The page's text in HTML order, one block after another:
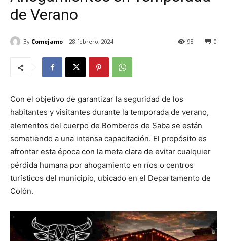
de Verano
By Comejamo 28 febrero, 2024 0
98
Con el objetivo de garantizar la seguridad de los
habitantes y visitantes durante la temporada de verano,
elementos del cuerpo de Bomberos de Saba se están
sometiendo a una intensa capacitación. El propósito es
afrontar esta época con la meta clara de evitar cualquier
pérdida humana por ahogamiento en ríos o centros
turísticos del municipio, ubicado en el Departamento de
Colón.